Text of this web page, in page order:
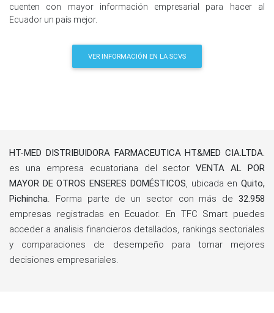
cuenten con mayor información empresarial para hacer al
Ecuador un país mejor.
VER INFORMACIÓN EN LA SCVS
HT-MED DISTRIBUIDORA FARMACEUTICA HT&MED CIA.LTDA.
es una empresa ecuatoriana del sectorVENTA AL POR
MAYOR DE OTROS ENSERES DOMÉSTICOS, ubicada enQuito,
Pichincha. Forma parte de un sector con más de 32.958
empresas registradas en Ecuador. En TFC Smart puedes
acceder a analisis financieros detallados, rankings sectoriales
y comparaciones de desempeño para tomar mejores
decisiones empresariales.